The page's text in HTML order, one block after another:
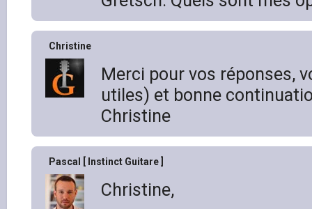
Christine
Merci pour vos réponses,
utiles) et bonne
Christine
Pascal [ Instinct Guitare ]
Christine,